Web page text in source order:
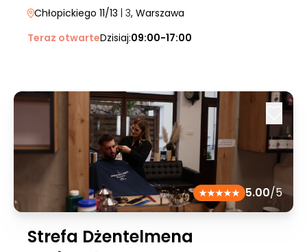
Chłopickiego 11/13 | 3, Warszawa
Teraz otwarteDzisiaj:09:00-17:00
5.00/5
Strefa Dżentelmena